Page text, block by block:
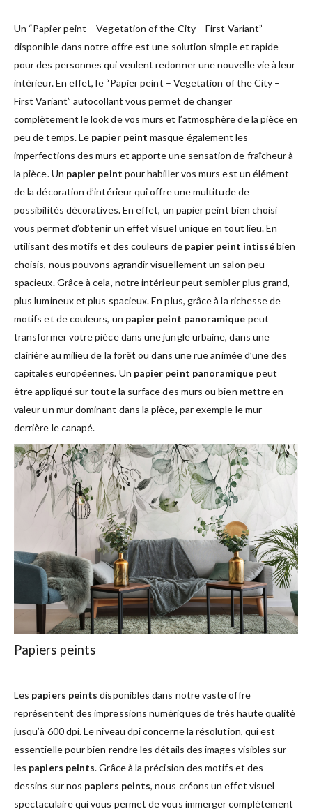
Un “Papier peint – Vegetation of the City – First Variant”
disponible dans notre offre est une solution simple et rapide
pour des personnes qui veulent redonner une nouvelle vie à leur
intérieur. En effet, le “Papier peint – Vegetation of the City –
First Variant” autocollant vous permet de changer
complètement le look de vos murs et l’atmosphère de la pièce en
peu de temps. Le papier peint masque également les
imperfections des murs et apporte une sensation de fraîcheur à
la pièce. Un papier peint pour habiller vos murs est un élément
de la décoration d’intérieur qui offre une multitude de
possibilités décoratives. En effet, un papier peint bien choisi
vous permet d’obtenir un effet visuel unique en tout lieu. En
utilisant des motifs et des couleurs de papier peint intissébien
choisis, nous pouvons agrandir visuellement un salon peu
spacieux. Grâce à cela, notre intérieur peut sembler plus grand,
plus lumineux et plus spacieux. En plus, grâce à la richesse de
motifs et de couleurs, un papier peint panoramique peut
transformer votre pièce dans une jungle urbaine, dans une
clairière au milieu de la forêt ou dans une rue animée d’une des
capitales européennes. Un papier peint panoramique peut
être appliqué sur toute la surface des murs ou bien mettre en
valeur un mur dominant dans la pièce, par exemple le mur
derrière le canapé.
Papiers peints
Les papiers peints disponibles dans notre vaste offre
représentent des impressions numériques de très haute qualité
jusqu’à 600 dpi. Le niveau dpi concerne la résolution, qui est
essentielle pour bien rendre les détails des images visibles sur
les papiers peints. Grâce à la précision des motifs et des
dessins sur nos papiers peints, nous créons un effet visuel
spectaculaire qui vous permet de vous immerger complètement